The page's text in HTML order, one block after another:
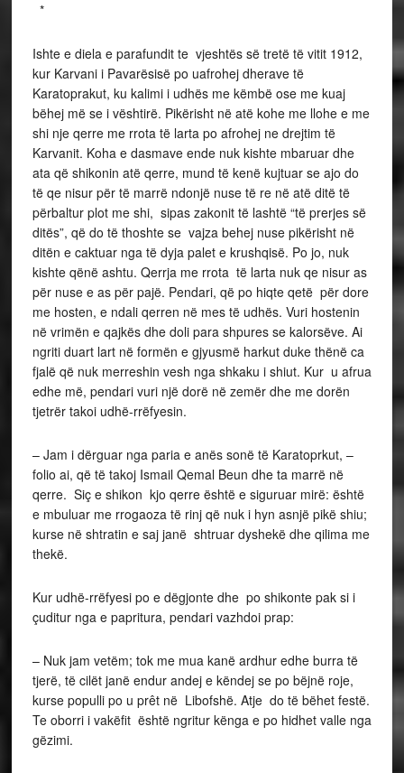
*
Ishte e diela e parafundit te vjeshtës së tretë të vitit 1912,
kur Karvani i Pavarësisë po uafrohej dherave të
Karatoprakut, ku kalimi i udhës me këmbë ose me kuaj
bëhej më se i vështirë. Pikërisht në atë kohe me llohe e me
shi nje qerre me rrota të larta po afrohej ne drejtim të
Karvanit. Koha e dasmave ende nuk kishte mbaruar dhe
ata që shikonin atë qerre, mund të kenë kujtuar se ajo do
të qe nisur për të marrë ndonjë nuse të re në atë ditë të
përbaltur plot me shi, sipas zakonit të lashtë “të prerjes së
ditës”, që do të thoshte se vajza behej nuse pikërisht në
ditën e caktuar nga të dyja palet e krushqisë. Po jo, nuk
kishte qënë ashtu. Qerrja me rrota të larta nuk qe nisur as
për nuse e as për pajë. Pendari, që po hiqte qetë për dore
me hosten, e ndali qerren në mes të udhës. Vuri hostenin
në vrimën e qajkës dhe doli para shpures se kalorsëve. Ai
ngriti duart lart në formën e gjyusmë harkut duke thënë ca
fjalë që nuk merreshin vesh nga shkaku i shiut. Kur u afrua
edhe më, pendari vuri një dorë në zemër dhe me dorën
tjetrër takoi udhë-rrëfyesin.
– Jam i dërguar nga paria e anës sonë të Karatoprkut, –
folio ai, që të takoj Ismail Qemal Beun dhe ta marrë në
qerre. Siç e shikon kjo qerre është e siguruar mirë: është
e mbuluar me rrogaoza të rinj që nuk i hyn asnjë pikë shiu;
kurse në shtratin e saj janë shtruar dyshekë dhe qilima me
thekë.
Kur udhë-rrëfyesi po e dëgjonte dhe po shikonte pak si i
çuditur nga e papritura, pendari vazhdoi prap:
– Nuk jam vetëm; tok me mua kanë ardhur edhe burra të
tjerë, të cilët janë endur andej e këndej se po bëjnë roje,
kurse populli po u prêt në Libofshë. Atje do të bëhet festë.
Te oborri i vakëfit është ngritur kënga e po hidhet valle nga
gëzimi.